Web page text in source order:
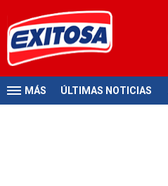
MÁS ÚLTIMAS NOTICIAS